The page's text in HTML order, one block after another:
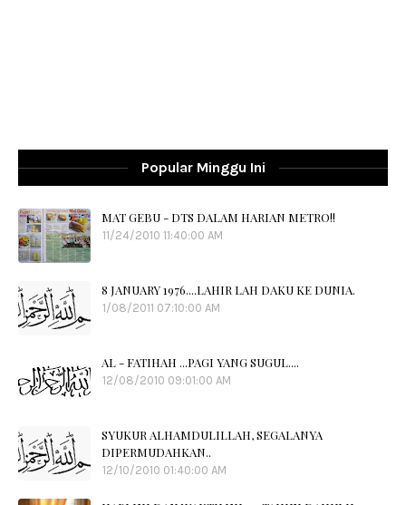
Popular Minggu Ini
MAT GEBU - DTS DALAM HARIAN METRO!!
11/24/2010 11:40:00 AM
8 JANUARY 1976....LAHIR LAH DAKU KE DUNIA.
1/08/2011 07:10:00 AM
AL - FATIHAH ...PAGI YANG SUGUL....
12/08/2010 09:01:00 AM
SYUKUR ALHAMDULILLAH, SEGALANYA
DIPERMUDAHKAN..
12/10/2010 01:40:00 AM